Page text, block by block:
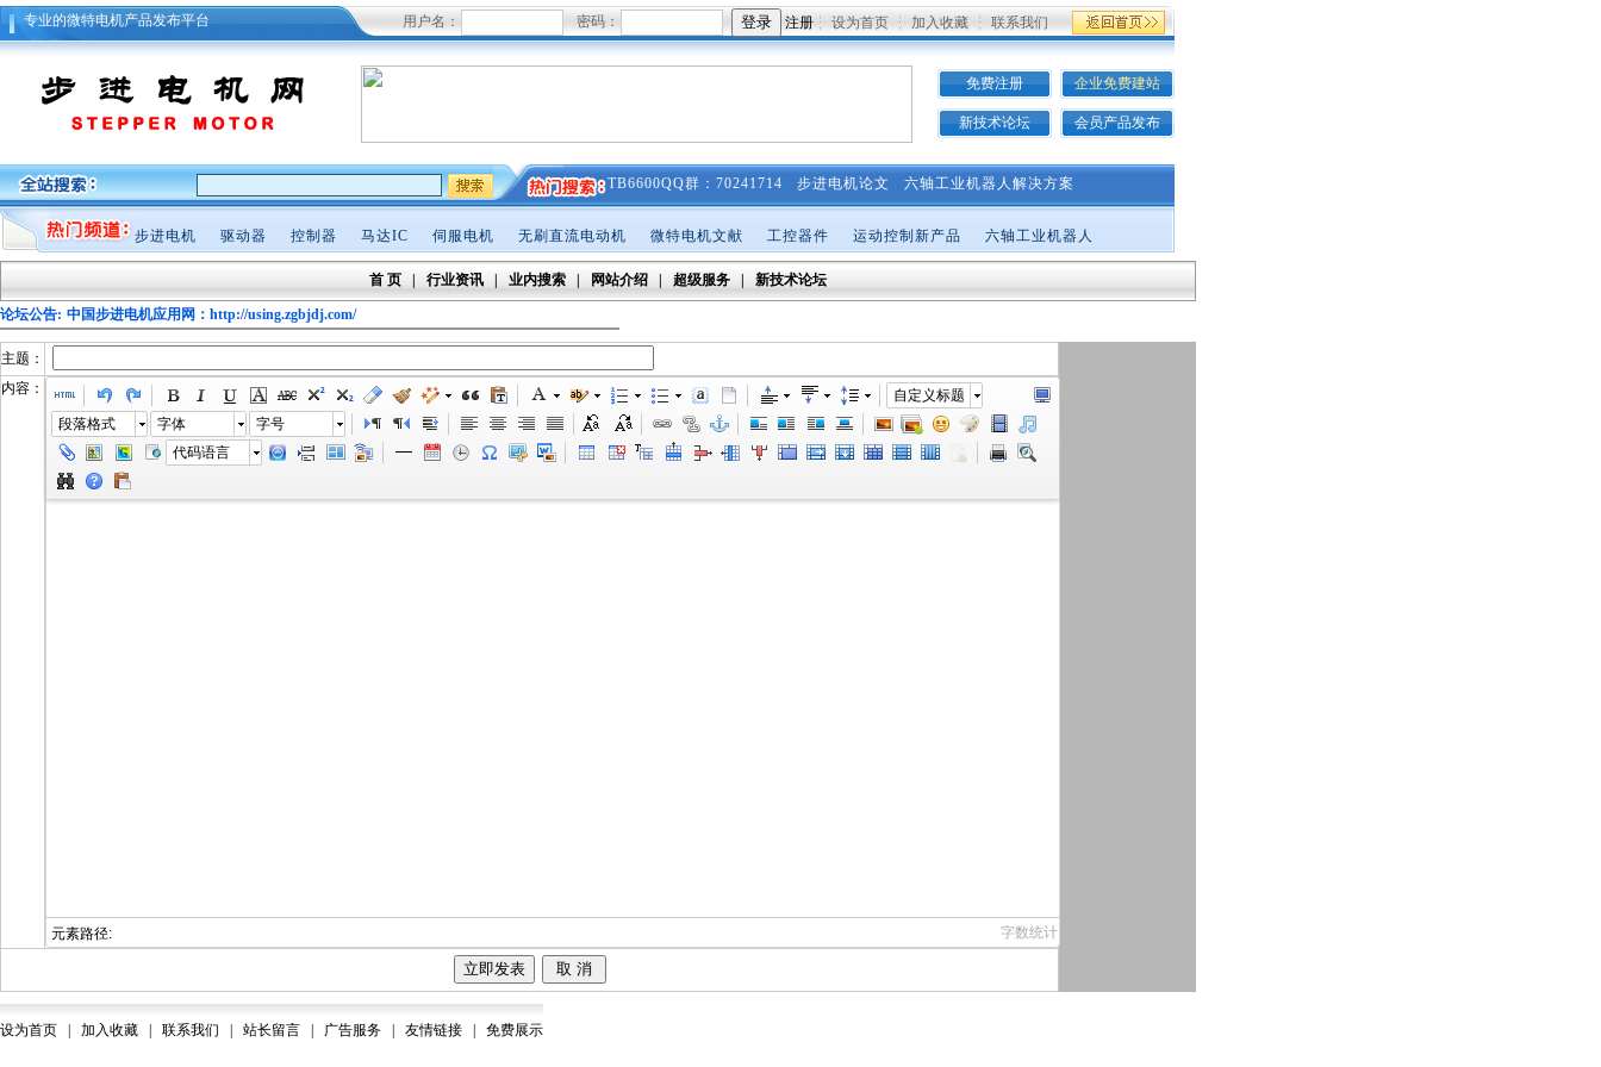
专业的微特电机产品发布平台 用户名： 密码： 注册 设为首页 加入收藏 联系我们
免费注册 企业免费建站
新技术论坛 会员产品发布
TB6600QQ群：70241714 步进电机论文 六轴工业机器人解决方案
步进电机 驱动器 控制器 马达IC 伺服电机 无刷直流电动机 微特电机文献 工控器件 运动控制新产品 六轴工业机器人
首 页 行业资讯 业内搜索 网站介绍 超级服务 新技术论坛
论坛公告: 中国步进电机应用网：http://using.zgbjdj.com/
主题：
内容：
自定义标题
段落格式
字体
字号
代码语言
元素路径: 字数统计
设为首页 加入收藏 联系我们 站长留言 广告服务 友情链接 免费展示